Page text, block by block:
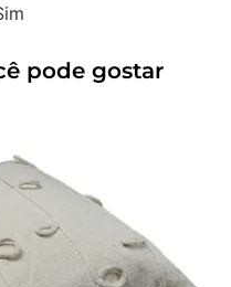
pode gostar